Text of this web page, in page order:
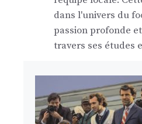
dans l'univers du
passion profonde
travers ses études